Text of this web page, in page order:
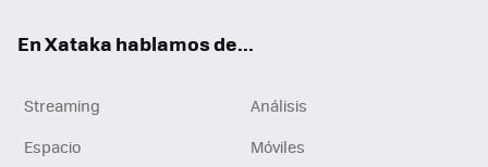
En Xataka hablamos de...
Streaming
Análisis
Espacio
Móviles